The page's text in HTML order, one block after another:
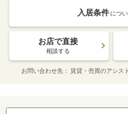
入居条件 につ
お店で直接
相談する
お問い合わせ先 賃貸・売買のアシス